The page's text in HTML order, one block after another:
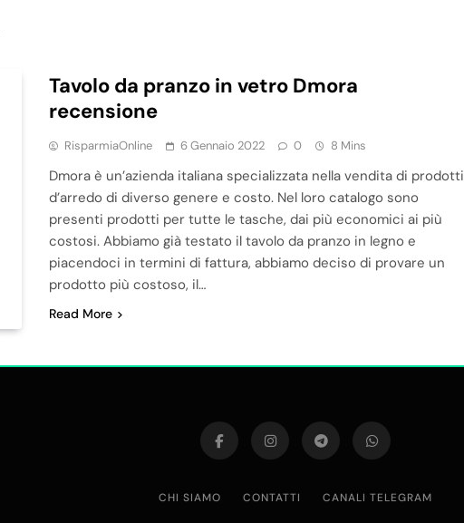
Tavolo da pranzo in vetro Dmora
recensione
RisparmiaOnline 6 Gennaio 2022 0 8 Mins
Dmora è un’azienda italiana specializzata nella vendita di prodotti
d’arredo di diverso genere e costo. Nel loro catalogo sono
presenti prodotti per tutte le tasche, dai più economici ai più
costosi. Abbiamo già testato il tavolo da pranzo in legno e
piacendoci in termini di fattura, abbiamo deciso di provare un
prodotto più costoso, il…
Read More
CHI SIAMO CONTATTI CANALI TELEGRAM